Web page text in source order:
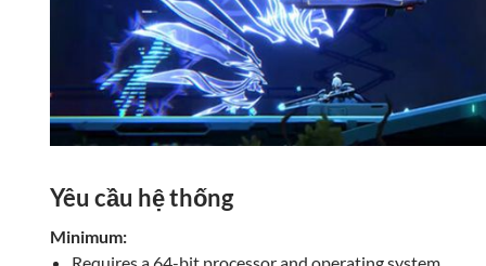
Yêu cầu hệ thống
Minimum:
Requires a 64-bit processor and operating system